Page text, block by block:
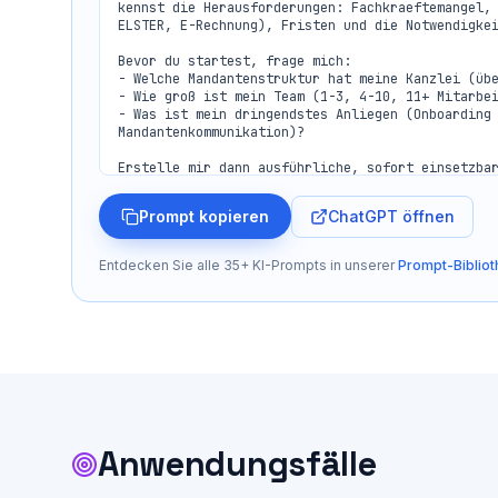
kennst die Herausforderungen:
ELSTER, E-Rechnung), Fristen und die
Bevor du startest, frage mich:
- Welche Mandantenstruktur hat meine Kanzlei
- Wie groß ist mein Team (1-3, 4-10, 11+
- Was ist mein dringendstes Anliegen
Mandantenkommunikation)?
Erstelle mir dann ausführliche, sofort
1. MANDANTEN-ONBOARDING-SYSTEM
Erstelle mir ein strukturiertes Onboarding für
Privatperson (Einkommensteuererklärung):
- Willkommens-E-Mail mit Erklärung der
Dauerfristverlagerung
- Einrichtung DATEV Unternehmen online:
- Vereinbarung zur digitalen Belegerfassung
Prompt kopieren ChatGPT öffnen
Entdecken Sie alle 35+ KI-Prompts in unserer Prompt-
Anwendungsfälle